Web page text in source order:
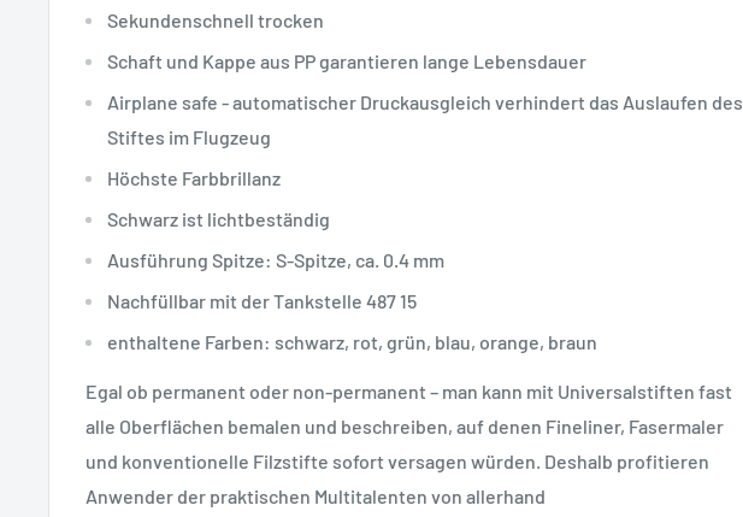
Sekundenschnell trocken
Schaft und Kappe aus PP garantieren lange Lebensdauer
Airplane safe - automatischer Druckausgleich verhindert das Auslaufen des
Stiftes im Flugzeug
Höchste Farbbrillanz
Schwarz ist lichtbeständig
Ausführung Spitze: S-Spitze, ca. 0.4 mm
Nachfüllbar mit der Tankstelle 487 15
enthaltene Farben: schwarz, rot, grün, blau, orange, braun
Egal ob permanent oder non-permanent – man kann mit Universalstiften fast
alle Oberflächen bemalen und beschreiben, auf denen Fineliner, Fasermaler
und konventionelle Filzstifte sofort versagen würden. Deshalb profitieren
Anwender der praktischen Multitalenten von allerhand